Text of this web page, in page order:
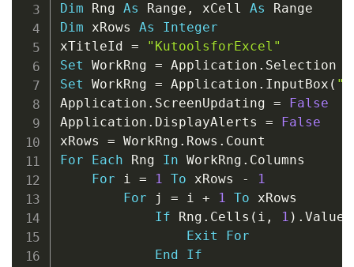
Dim Rng As Range , xCell As
Dim xRows As
Integer
xTitleId =
"KutoolsforExcel"
Set WorkRng = Application .
Set WorkRng = Application . InputBox (
Application . ScreenUpdating =
False
Application . DisplayAlerts =
False
xRows = WorkRng . Rows .
For
Each Rng In WorkRng . Columns
For i = 1 To xRows -
1
For j = i + 1 To xRows
If Rng . Cells ( i , 1 ) . Value
Exit
For
End
If